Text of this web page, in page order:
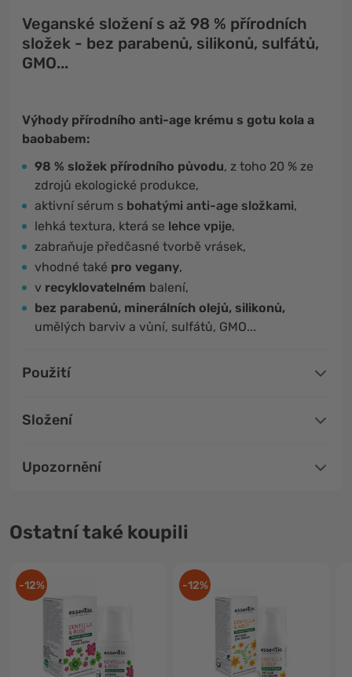
Veganské složení s až 98 % přírodních
složek - bez parabenů, silikonů, sulfátů,
GMO...
Výhody přírodního anti-age krému s gotu kola a
baobabem:
98 % složek přírodního původu, z toho 20 % ze
zdrojů ekologické produkce,
aktivní sérum s bohatými anti-age složkami,
lehká textura, která se lehce vpije,
zabraňuje předčasné tvorbě vrásek,
vhodné také pro vegany,
v recyklovatelném balení,
bez parabenů, minerálních olejů, silikonů,
umělých barviv a vůní, sulfátů, GMO...
Použití
Složení
Upozornění
Ostatní také koupili
-12% -12%